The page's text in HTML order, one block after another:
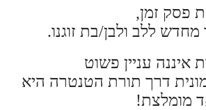
פסק זמן,
ללב ולבן/בת זוגנו.
איננה עניין פשוט
דרך תורת הטנטרה היא
מומלצת!